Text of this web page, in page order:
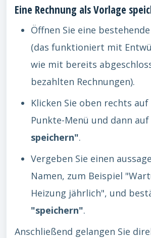
Eine Rechnung als Vorlage
Öffnen Sie eine
(das funktioniert mit
wie mit bereits
bezahlten Rechnungen).
Klicken Sie oben rechts auf
Punkte-Menü und dann auf
speichern".
Vergeben Sie einen
Namen, zum Beispiel
Heizung jährlich", und
"speichern".
Anschließend gelangen Sie